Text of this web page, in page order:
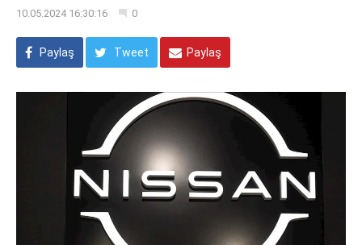
10.05.2024 16:30:16 0
Paylaş Tweet Paylaş